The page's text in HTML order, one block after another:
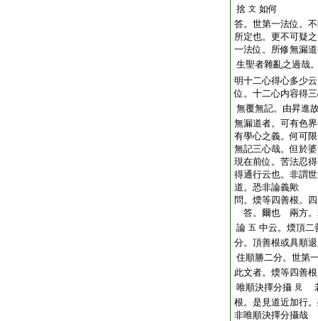
捨 文 如何
答。世第一法位。
所定也。更不可疑
一法位。所修無漏
生聖者雜亂之過哉
明十二心得心多少
位。十二心内容得
無覆無記。由昇進
無漏道者。可有色
有學心之義。何可
無記三心哉。但於
現在前位。苦法忍
得通行云也。非謂
道。恐非論義歟
問。煗等四善根。
答。爾也 兩方。
論 五 中云。煗頂二
分。頂善根或具順
住順勝二分。世第
此文者。煗等四善
唯順決擇分攝 見
根。是見道近加行
非唯順決擇分攝哉